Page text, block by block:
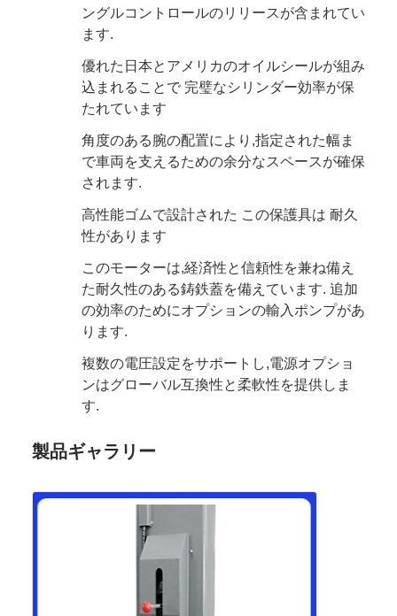
ングルコントロールのリリースが含まれてい
ます.
優れた日本とアメリカのオイルシールが組み
込まれることで 完璧なシリンダー効率が保
たれています
角度のある腕の配置により,指定された幅ま
で車両を支えるための余分なスペースが確保
されます.
高性能ゴムで設計された この保護具は 耐久
性があります
このモーターは,経済性と信頼性を兼ね備え
た耐久性のある鋳鉄蓋を備えています. 追加
の効率のためにオプションの輸入ポンプがあ
ります.
複数の電圧設定をサポートし,電源オプショ
ンはグローバル互換性と柔軟性を提供しま
す.
製品ギャラリー